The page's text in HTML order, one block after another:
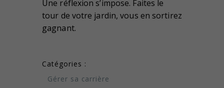
Une réflexion s’impose. Faites le
tour de votre jardin, vous en sortirez
gagnant.
Catégories :
Gérer sa carrière